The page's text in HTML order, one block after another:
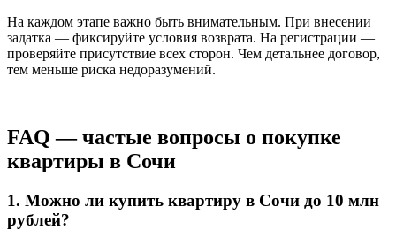
На каждом этапе важно быть внимательным. При внесении
задатка — фиксируйте условия возврата. На регистрации —
проверяйте присутствие всех сторон. Чем детальнее договор,
тем меньше риска недоразумений.
FAQ — частые вопросы о покупке
квартиры в Сочи
1. Можно ли купить квартиру в Сочи до 10 млн
рублей?